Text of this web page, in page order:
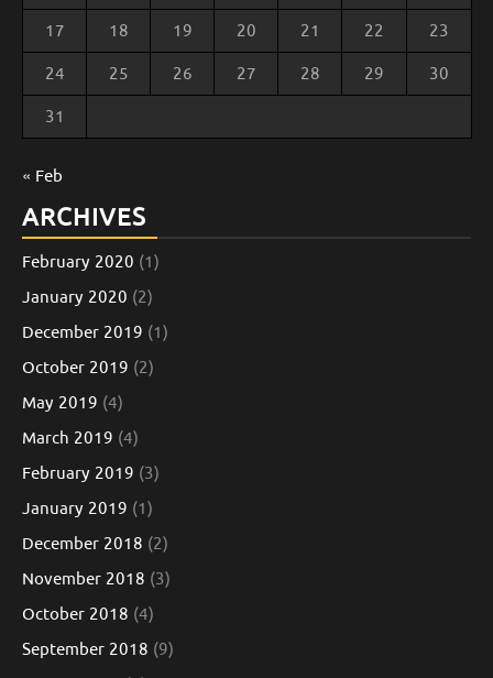
17 18 19 20 21 22 23
24 25 26 27 28 29 30
31
« Feb
ARCHIVES
February 2020 (1)
January 2020 (2)
December 2019 (1)
October 2019 (2)
May 2019 (4)
March 2019 (4)
February 2019 (3)
January 2019 (1)
December 2018 (2)
November 2018 (3)
October 2018 (4)
September 2018 (9)